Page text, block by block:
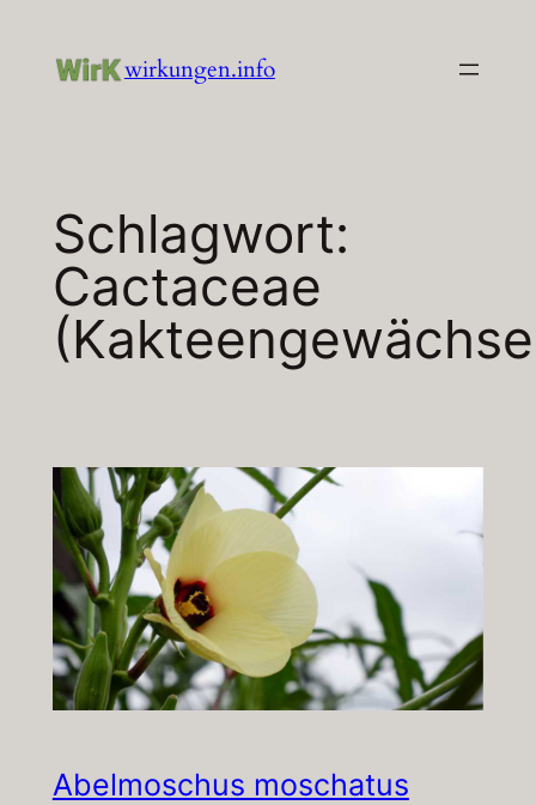
Inhalt
wirkungen.info
Schlagwort:
Cactaceae
Abelmoschus moschatus